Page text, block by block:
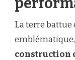
La terre
construction